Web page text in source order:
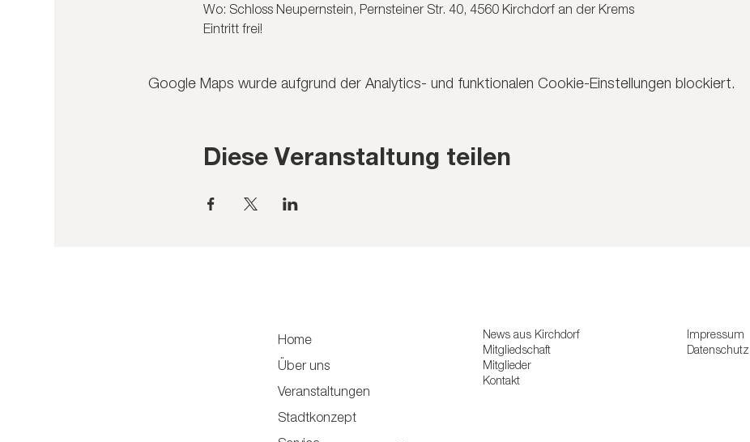
Wo: Schloss Neupernstein, Pernsteiner Str. 40, 4560 Kirchdorf an der Krems
Eintritt frei!
Google Maps wurde aufgrund der Analytics- und funktionalen Cookie-Einstellungen blockiert.
Diese Veranstaltung teilen
Home
Über uns
Veranstaltungen
Stadtkonzept
News aus Kirchdorf
Mitgliedschaft
Mitglieder
Kontakt
Impressum
Datenschutz